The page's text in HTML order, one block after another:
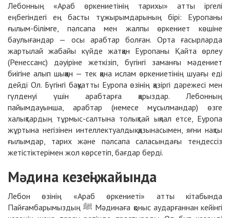
Лебонның «Араб өркениетінің тарихы» атты іргелі
еңбегіндегі ең басты тұжырымдарының бірі: Еуропаны
ғылым-білімге, пәлсапа мен жалпы өркениет көшіне
баулығандар — осы арабтар болған. Орта ғасырларда
жартылай жабайы күйде жатқан Еуропаны Қайта өрлеу
(Ренессанс) дәуіріне жеткізіп, бүгінгі заманғы мәдениет
биігіне алып шыққан — тек қана ислам өркениетінің шуағы еді
дейді Ол. Бүгінгі бақуатты Еуропа өзінің қазіргі дәрежесі мен
гүлденуі үшін арабтарға қарыздар. Лебонның
пайымдауынша, арабтар (немесе мұсылмандар) өзге
халықтардың тұрмыс-салтына толықтай ықпал етсе, Еуропа
жұртына негізінен интеллектуалдық қазынасымен, яғни нақты
ғылымдар, тарих және пәлсапа саласындағы теңдессіз
жетістіктерімен жол көрсетіп, бағдар берді.
Мәдина кезеңі жайында
Лебон өзінің «Араб өркениеті» атты кітабында
Пайғамбарымыздың ﷺ Мәдинаға қоныс аударғаннан кейінгі